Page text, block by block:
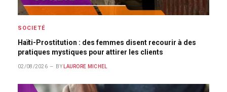
SOCIETÉ
Haïti-Prostitution : des femmes disent recourir à des
pratiques mystiques pour attirer les clients
02/08/2026 BY LAURORE MICHEL